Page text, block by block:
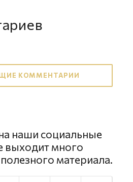
КОММЕНТАРИИ
наши социальные
выходит много
материала.